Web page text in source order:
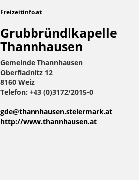
Freizeitinfo.at
Grubbründlkapelle
Thannhausen
Gemeinde Thannhausen
Oberfladnitz 12
8160 Weiz
Telefon: +43 (0)3172/2015-0
gde@thannhausen.steiermark.at
http://www.thannhausen.at